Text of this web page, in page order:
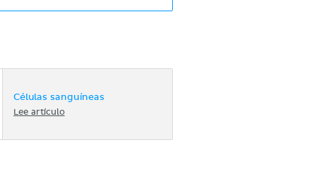
Células sanguíneas
Lee artículo